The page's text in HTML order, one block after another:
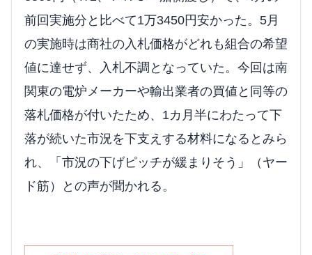
前回実施分と比べて1万3450円安かった。5月
の実施時は商社の入札価格がどれも組合の希望
値に達せず、入札不調となっていた。今回は南
関東の電炉メーカーや輸出業者の買値と同等の
落札価格が付いたため、1カ月半にわたって下
落が続いた市況を下支えする材料になるとみら
れ、「市況の下げピッチが緩まりそう」（ヤー
ド筋）との声が聞かれる。